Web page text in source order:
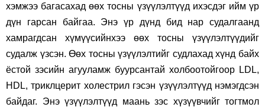
хэмжээ багасахад өөх тосны үзүүлэлтүүд ихэсдэг ийм үр
дүн гарсан байгаа. Энэ үр дүнд бид нар судалгаанд
хамрагдсан хүмүүсийнхээ өөх тосны үзүүлэлтүүдийг
судалж үзсэн. Өөх тосны үзүүлэлтийг судлахад хүнд байх
ёстой зэсийн агууламж буурсантай холбоотойгоор LDL,
HDL, триклцерит холестрил гэсэн үзүүлэлтүүд нэмэгдсэн
байдаг. Энэ үзүүлэлтүүд маань зэс хүзүүвчийг тогтмол